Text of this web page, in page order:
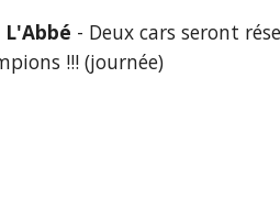
- Deux cars seront
!!! (journée)